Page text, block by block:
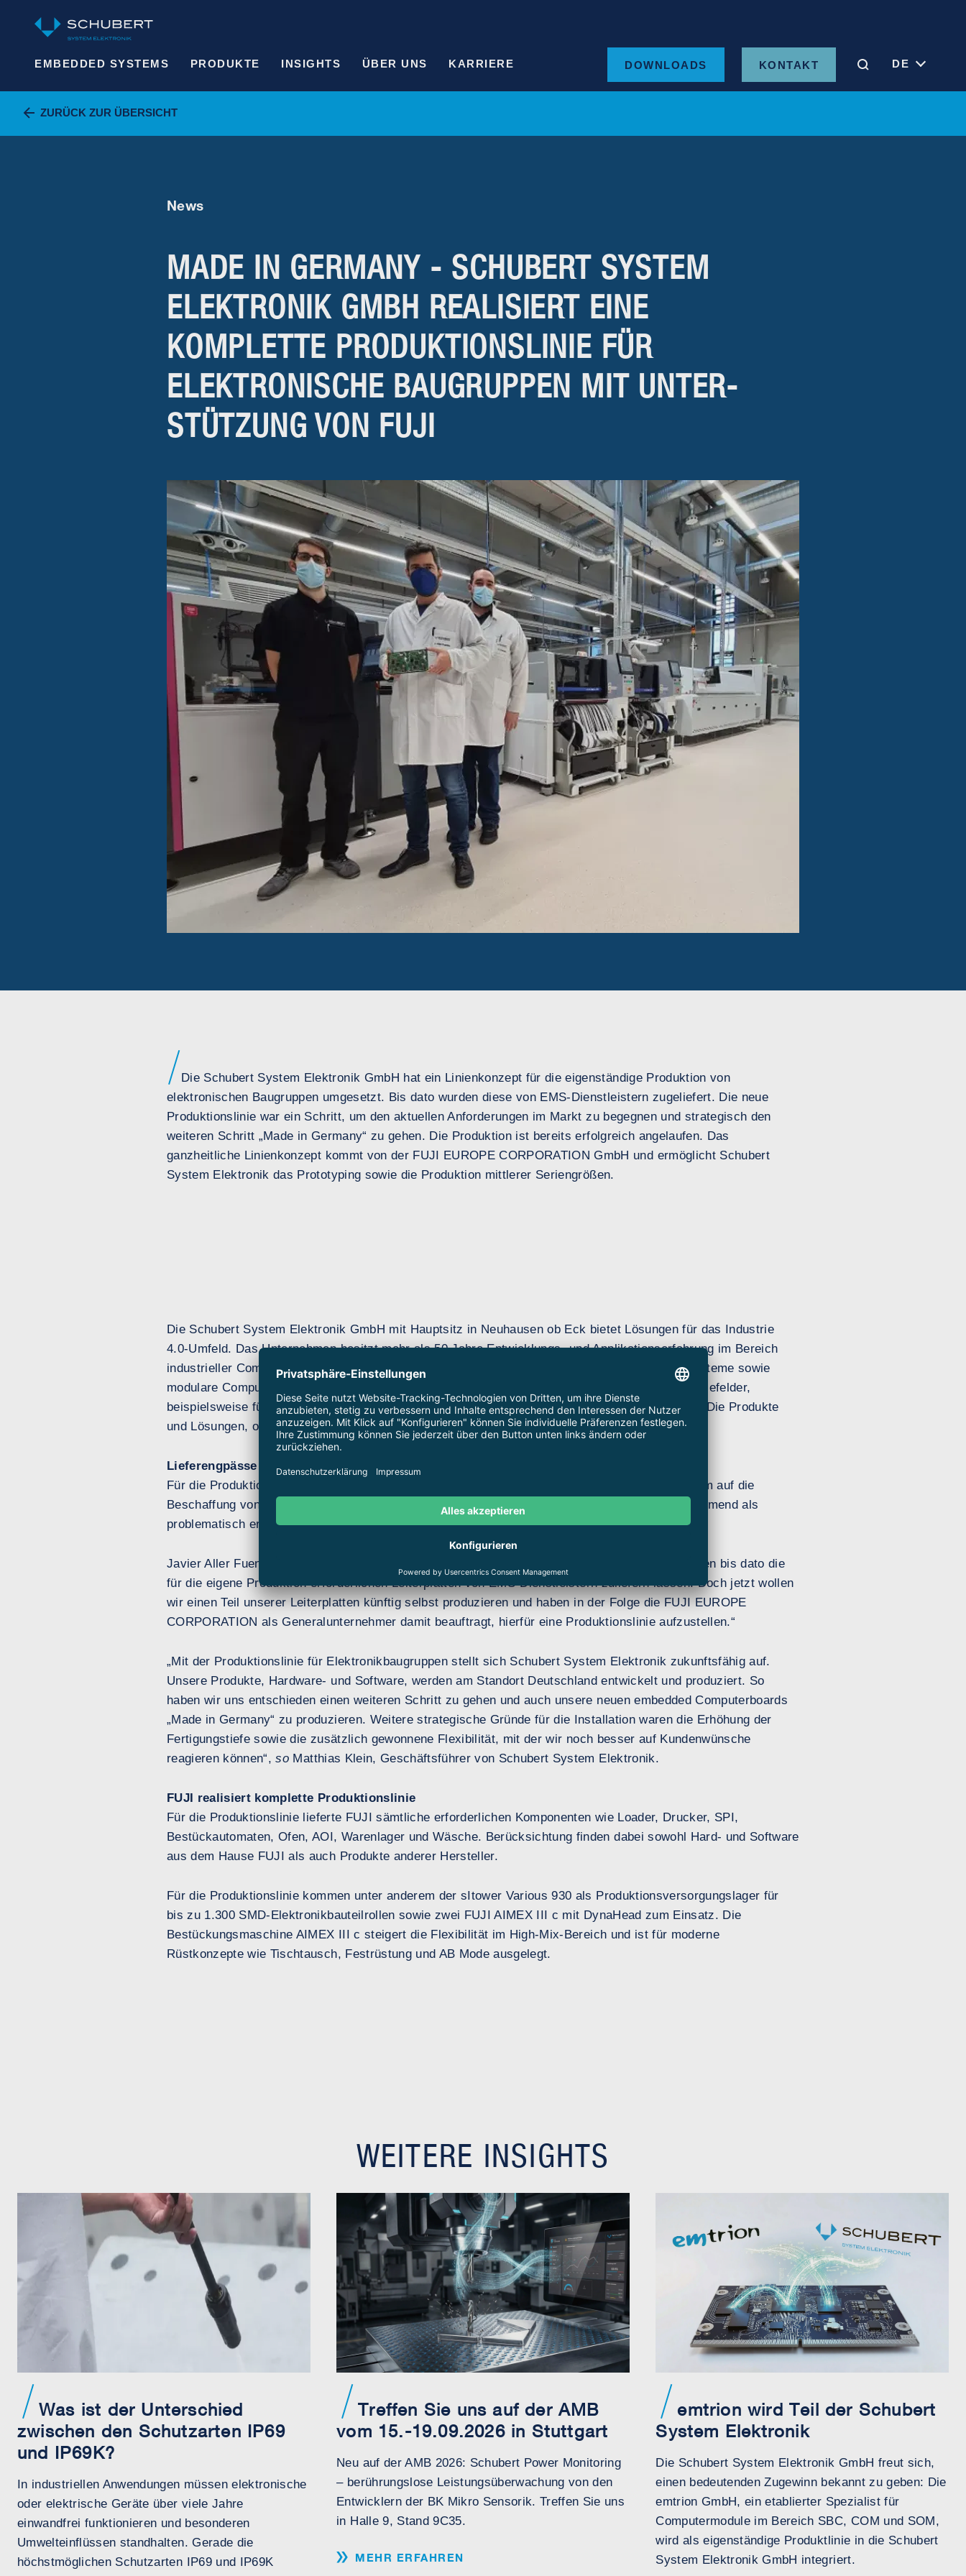
EMBEDDED SYSTEMS PRODUKTE INSIGHTS ÜBER UNS KARRIERE DOWNLOADS KONTAKT DE
ZURÜCK ZUR ÜBERSICHT
News
MADE IN GERMANY - SCHUBERT SYSTEM
ELEKTRONIK GMBH REALISIERT EINE
KOMPLETTE PRODUKTIONS­LINIE FÜR
ELEKTRONISCHE BAU­GRUPPEN MIT UNTER­
STÜTZUNG VON FUJI
Die Schubert System Elektronik GmbH hat ein Linienkonzept für die eigenständige Produktion von
elektronischen Baugruppen umgesetzt. Bis dato wurden diese von EMS-Dienstleistern zugeliefert. Die neue
Produktionslinie war ein Schritt, um den aktuellen Anforderungen im Markt zu begegnen und strategisch den
weiteren Schritt „Made in Germany“ zu gehen. Die Produktion ist bereits erfolgreich angelaufen. Das
ganzheitliche Linienkonzept kommt von der FUJI EUROPE CORPORATION GmbH und ermöglicht Schubert
System Elektronik das Prototyping sowie die Produktion mittlerer Seriengrößen.
Die Schubert System Elektronik GmbH mit Hauptsitz in Neuhausen ob Eck bietet Lösungen für das Industrie
4.0-Umfeld. Das Unternehmen besitzt mehr als 50 Jahre Entwicklungs- und Applikationserfahrung im Bereich
industrieller Computersysteme. Das Portfolio umfasst unter anderem Sensor- und Monitoringsysteme sowie
modulare Computerprodukte und -systeme. Zum Portfolio zählen Produkte für zahlreiche Industriefelder,
beispielsweise für den Maschinen- und Anlagenbau sowie für Lebens­mittel- und Medizintechnik. Die Produkte
und Lösungen, ob Hard- oder Software, werden in Deutschland entwickelt und produziert.
Lieferengpässe bei Leiterplatten störten Produktionsfluss
Für die Produktion ihrer Produkte und Systeme ist die Schubert System Elektronik unter anderem auf die
Beschaffung von Leiterplatten angewiesen, was sich in der jüngsten Vergangenheit jedoch zunehmend als
problematisch erwies.
Javier Aller Fuentes, Leiter Produktion der Schubert System Elektronik GmbH, erklärt: „Wir haben bis dato die
für die eigene Produktion erforderlichen Leiterplatten von EMS-Dienstleistern zuliefern lassen. Doch jetzt wollen
wir einen Teil unserer Leiterplatten künftig selbst produzieren und haben in der Folge die FUJI EUROPE
CORPORATION als Generalunternehmer damit beauftragt, hierfür eine Produktionslinie aufzustellen.“
„Mit der Produktionslinie für Elektronikbaugruppen stellt sich Schubert System Elektronik zukunftsfähig auf.
Unsere Produkte, Hardware- und Software, werden am Standort Deutschland entwickelt und produziert. So
haben wir uns entschieden einen weiteren Schritt zu gehen und auch unsere neuen embedded Computerboards
„Made in Germany“ zu produzieren. Weitere strategische Gründe für die Installation waren die Erhöhung der
Fertigungstiefe sowie die zusätzlich gewonnene Flexibilität, mit der wir noch besser auf Kundenwünsche
reagieren können“,so Matthias Klein, Geschäftsführer von Schubert System Elektronik.
FUJI realisiert komplette Produktionslinie
Für die Produktionslinie lieferte FUJI sämtliche erforderlichen Komponenten wie Loader, Drucker, SPI,
Bestückautomaten, Ofen, AOI, Warenlager und Wäsche. Berücksichtung finden dabei sowohl Hard- und Software
aus dem Hause FUJI als auch Produkte anderer Hersteller.
Für die Produktionslinie kommen unter anderem der sItower Various 930 als Produktionsversorgungslager für
bis zu 1.300 SMD-Elektronikbauteilrollen sowie zwei FUJI AIMEX III c mit DynaHead zum Einsatz. Die
Bestückungsmaschine AIMEX III c steigert die Flexibilität im High-Mix-Bereich und ist für moderne
Rüstkonzepte wie Tischtausch, Festrüstung und AB Mode ausgelegt.
WEITERE INSIGHTS
Was ist der Unterschied
zwischen den Schutzarten IP69
und IP69K?
In industriellen Anwendungen müssen elektronische
oder elektrische Geräte über viele Jahre
einwandfrei funktionieren und besonderen
Umwelteinflüssen standhalten. Gerade die
höchstmöglichen Schutzarten IP69 und IP69K
Treffen Sie uns auf der AMB
vom 15.-19.09.2026 in Stuttgart
Neu auf der AMB 2026: Schubert Power Monitoring
– berührungslose Leistungsüberwachung von den
Entwicklern der BK Mikro Sensorik. Treffen Sie uns
in Halle 9, Stand 9C35.
MEHR ERFAHREN
emtrion wird Teil der Schubert
System Elektronik
Die Schubert System Elektronik GmbH freut sich,
einen bedeutenden Zugewinn bekannt zu geben: Die
emtrion GmbH, ein etablierter Spezialist für
Computermodule im Bereich SBC, COM und SOM,
wird als eigenständige Produktlinie in die Schubert
System Elektronik GmbH integriert.